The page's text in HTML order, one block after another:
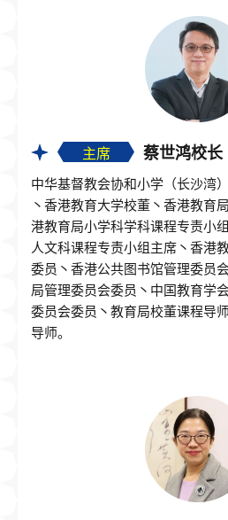
主席 蔡世鸿校长
中华基督教会协和小学（长沙湾
丶香港教育大学校董丶香港教育
港教育局小学科学科课程专责小
人文科课程专责小组主席丶香港
委员丶香港公共图书馆管理委员
局管理委员会委员丶中国教育学
委员会委员丶教育局校董课程导
导师。